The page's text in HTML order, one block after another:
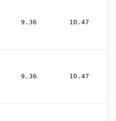
9.36 10.47
9.36 10.47